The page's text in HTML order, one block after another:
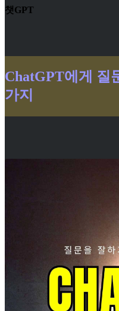
챗GPT
ChatGPT에게 질
가지